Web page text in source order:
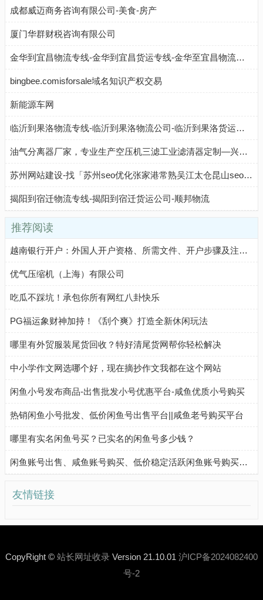
成都威迈商务咨询有限公司-美食-房产
厦门华群财税咨询有限公司
金华到宜昌物流专线-金华到宜昌货运专线-金华至宜昌物流公司-就发物流网
bingbee.comisforsale域名知识产权交易
新能源车网
临沂到果洛物流专线-临沂到果洛物流公司-临沂到果洛货运专线-临沂中赢物流
油气分离器厂家，专业生产空压机三滤工业滤清器定制—兴达滤清器有限公司
苏州网站建设-找「苏州seo优化张家港常熟吴江太仓昆山seo营销型网站建设」来苏州蓝戈链企科技公司
揭阳到宿迁物流专线-揭阳到宿迁货运公司-顺邦物流
推荐阅读
越南银行开户：外国人开户资格、所需文件、开户步骤及注意事项
优气压缩机（上海）有限公司
吃瓜不踩坑！承包你所有网红八卦快乐
PG福运象财神加持！《刮个爽》打造全新休闲玩法
哪里有外贸服装尾货回收？特好清尾货网帮你轻松解决
中小学作文网选哪个好，现在摘抄作文我都在这个网站
闲鱼小号发布商品-出售批发小号优惠平台-咸鱼优质小号购买
热销闲鱼小号批发、低价闲鱼号出售平台||咸鱼老号购买平台
哪里有实名闲鱼号买？已实名的闲鱼号多少钱？
闲鱼账号出售、咸鱼账号购买、低价稳定活跃闲鱼账号购买流程
友情链接
CopyRight © 站长网址收录 Version 21.10.01 沪ICP备2024082400
号-2